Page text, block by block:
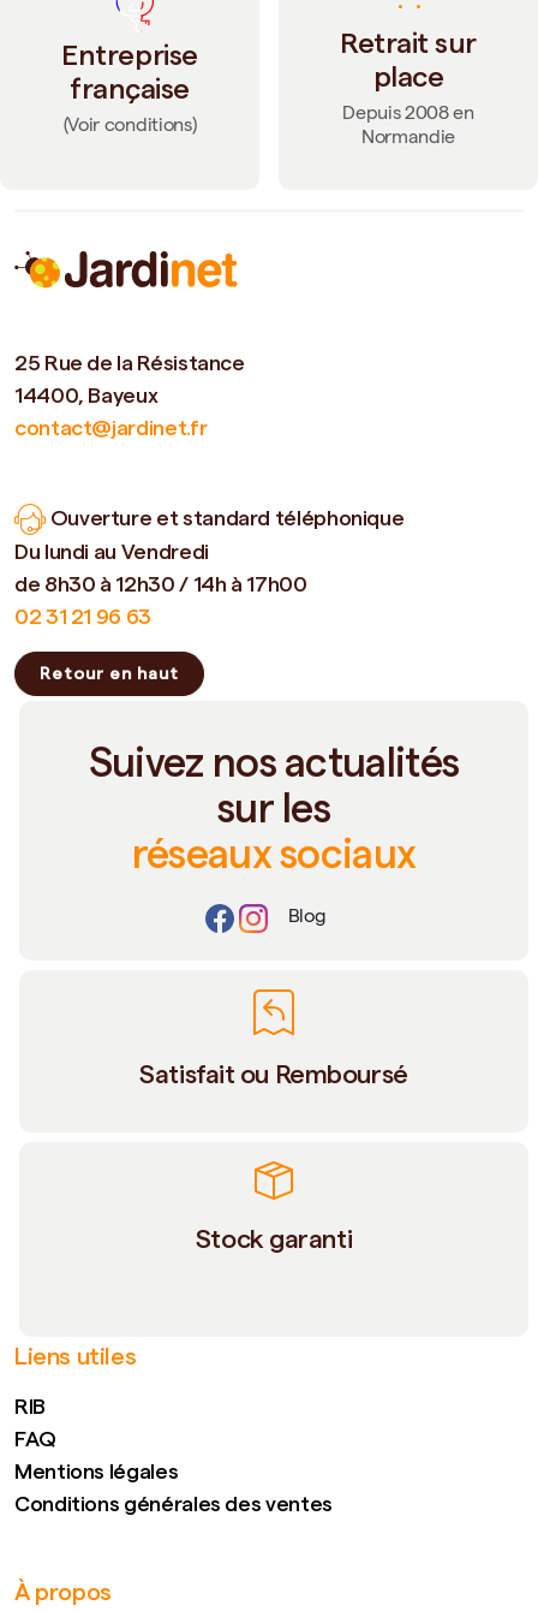
Entreprise
française
(Voir conditions)
Retrait sur
place
Depuis 2008 en
Normandie
25 Rue de la Résistance
14400, Bayeux
contact@jardinet.fr
Ouverture et standard téléphonique
Du lundi au Vendredi
de 8h30 à 12h30 / 14h à 17h00
02 31 21 96 63
Retour en haut
Suivez nos actualités
sur les
réseaux sociaux
Blog
Satisfait ou Remboursé
Stock garanti
Liens utiles
RIB
FAQ
Mentions légales
Conditions générales des ventes
À propos